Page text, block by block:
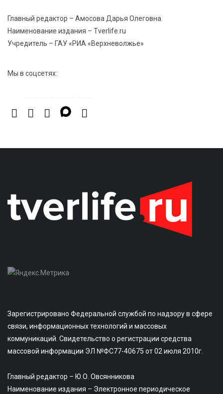
5 Авг 2026 16:02 396
Спорт и дисциплина: транспортные полицейские
Главный редактор – Амосова Дарья Олеговна
Наименование издания – Tverlife.ru
Учредитель – ГАУ «РИА «Верхневолжье»
Мы в соцсетях:
Зарегистрировано Федеральной службой по надзору в сфере
связи, информационных технологий и массовых
коммуникаций. Свидетельство о регистрации средства
массовой информации ЭЛ №ФС77-40675 от 02 июля 2010г.
Главный редактор – Ю.О. Овсянникова
Наименование издания – Электронное периодическое